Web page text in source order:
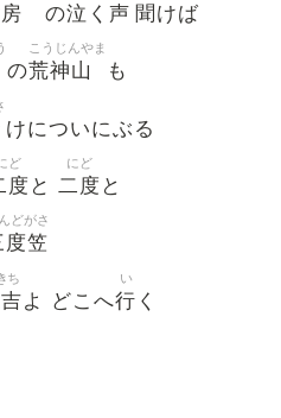
の泣 く 声 聞 けば
の荒神山
こうじんやま
も
けについにぶる
度
ど
と 二度
にど
と
度笠
どがさ
ち
よ どこへ行
い
く